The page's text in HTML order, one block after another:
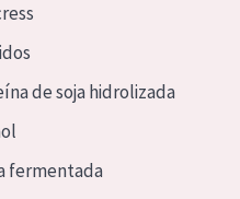
de soja hidrolizada
fermentada